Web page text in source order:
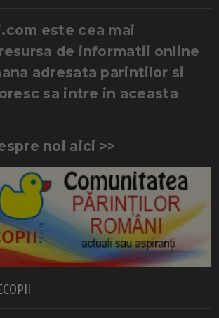
este cea mai
de informatii online
adresata parintilor si
sa intre in aceasta
noi aici >>